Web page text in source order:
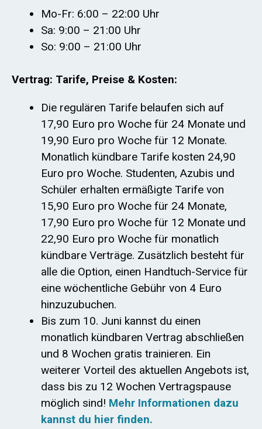
Mo-Fr: 6:00 – 22:00 Uhr
Sa: 9:00 – 21:00 Uhr
So: 9:00 – 21:00 Uhr
Vertrag: Tarife, Preise & Kosten:
Die regulären Tarife belaufen sich auf
17,90 Euro pro Woche für 24 Monate und
19,90 Euro pro Woche für 12 Monate.
Monatlich kündbare Tarife kosten 24,90
Euro pro Woche. Studenten, Azubis und
Schüler erhalten ermäßigte Tarife von
15,90 Euro pro Woche für 24 Monate,
17,90 Euro pro Woche für 12 Monate und
22,90 Euro pro Woche für monatlich
kündbare Verträge. Zusätzlich besteht für
alle die Option, einen Handtuch-Service für
eine wöchentliche Gebühr von 4 Euro
hinzuzubuchen.
Bis zum 10. Juni kannst du einen
monatlich kündbaren Vertrag abschließen
und 8 Wochen gratis trainieren. Ein
weiterer Vorteil des aktuellen Angebots ist,
dass bis zu 12 Wochen Vertragspause
möglich sind! Mehr Informationen dazu
kannst du hier finden.